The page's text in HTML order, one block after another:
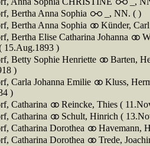
Bertha Anna Sophia
_, NN. ( )
Bertha Anna Sophia
Künder,
Bertha Elise Catharina Johanna
15.Aug.1893 )
Betty Sophie Henriette
Barten,
)
Carla Johanna Emilie
Kluss,
)
Catharina
Reincke, Thies (
Catharina
Schult, Hinrich (
Catharina Dorothea
Havemann,
Catharina Dorothea
Trede,